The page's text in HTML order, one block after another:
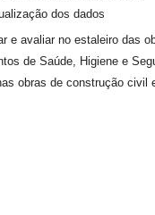
dos dados
e avaliar no estaleiro das
de Saúde, Higiene e
obras de construção civil